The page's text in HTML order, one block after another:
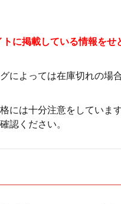
に掲載している情報を
によっては在庫切れの場
には十分注意をしていま
認ください。